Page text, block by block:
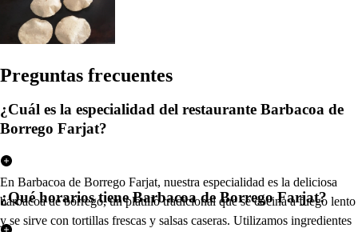
Preguntas frecuentes
¿Cuál es la especialidad del restaurante Barbacoa de
Borrego Farjat?
En Barbacoa de Borrego Farjat, nuestra especialidad es la deliciosa
barbacoa de borrego, un platillo tradicional que se cocina a fuego lento
y se sirve con tortillas frescas y salsas caseras. Utilizamos ingredientes
¿Qué horarios tiene Barbacoa de Borrego Farjat?